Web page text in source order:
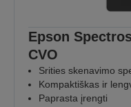
Epson
CVO
Srities skenavimo
Kompaktiškas ir
Paprasta įrengti